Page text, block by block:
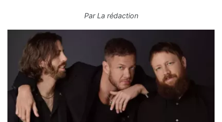
ParLa rédaction